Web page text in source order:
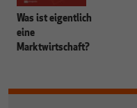
Was ist eigentlich
eine
Marktwirtschaft?